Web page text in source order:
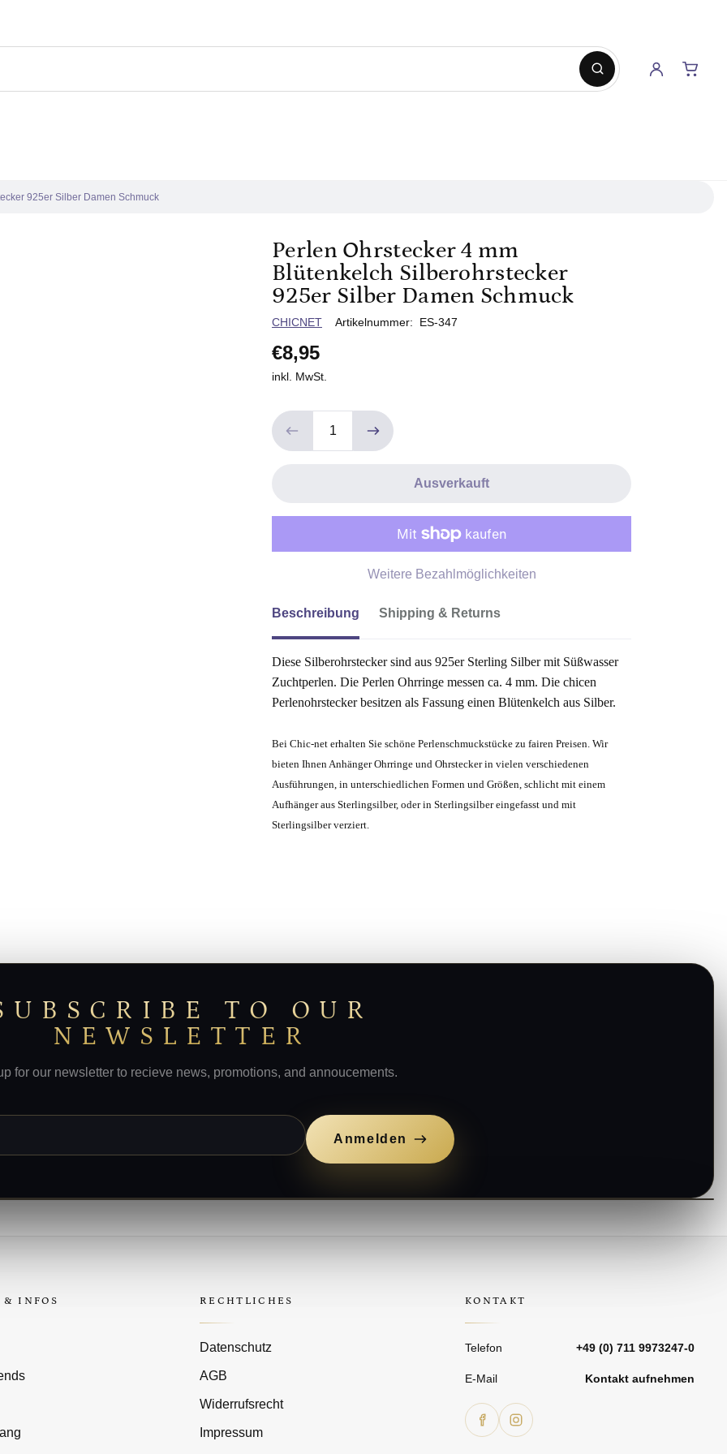
925er Silber Damen Schmuck
Perlen Ohrstecker 4 mm
Blütenkelch Silberohrstecker
925er Silber Damen Schmuck
Verkäuferin
CHICNET Artikelnummer: ES-347
€8,95
inkl. MwSt.
Ausverkauft
Weitere Bezahlmöglichkeiten
Beschreibung Shipping & Returns
Diese Silberohrstecker sind aus 925er Sterling Silber mit Süßwasser
Zuchtperlen. Die Perlen Ohrringe messen ca. 4 mm. Die chicen
Perlenohrstecker besitzen als Fassung einen Blütenkelch aus Silber.
Bei Chic-net erhalten Sie schöne Perlenschmuckstücke zu fairen Preisen. Wir
bieten Ihnen Anhänger Ohrringe und Ohrstecker in vielen verschiedenen
Ausführungen, in unterschiedlichen Formen und Größen, schlicht mit einem
Aufhänger aus Sterlingsilber, oder in Sterlingsilber eingefasst und mit
Sterlingsilber verziert.
TO OUR
NEWSLETTER
for our newsletter to recieve news, promotions, and annoucements.
Anmelden
& INFOS RECHTLICHES
Datenschutz
AGB
Widerrufsrecht
Impressum
KONTAKT
Telefon +49 (0) 711 9973247-0
E-Mail Kontakt aufnehmen